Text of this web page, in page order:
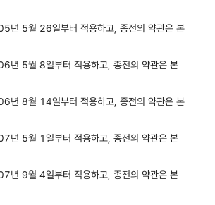
년 5월 26일부터 적용하고, 종전의 약관은 본
년 5월 8일부터 적용하고, 종전의 약관은 본
년 8월 14일부터 적용하고, 종전의 약관은 본
년 5월 1일부터 적용하고, 종전의 약관은 본
년 9월 4일부터 적용하고, 종전의 약관은 본